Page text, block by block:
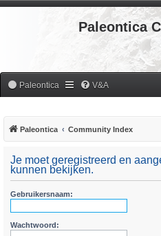
Paleontica
Paleontica V&A
Paleontica Community Index
Je moet geregistreerd en
kunnen bekijken.
Gebruikersnaam:
Wachtwoord: